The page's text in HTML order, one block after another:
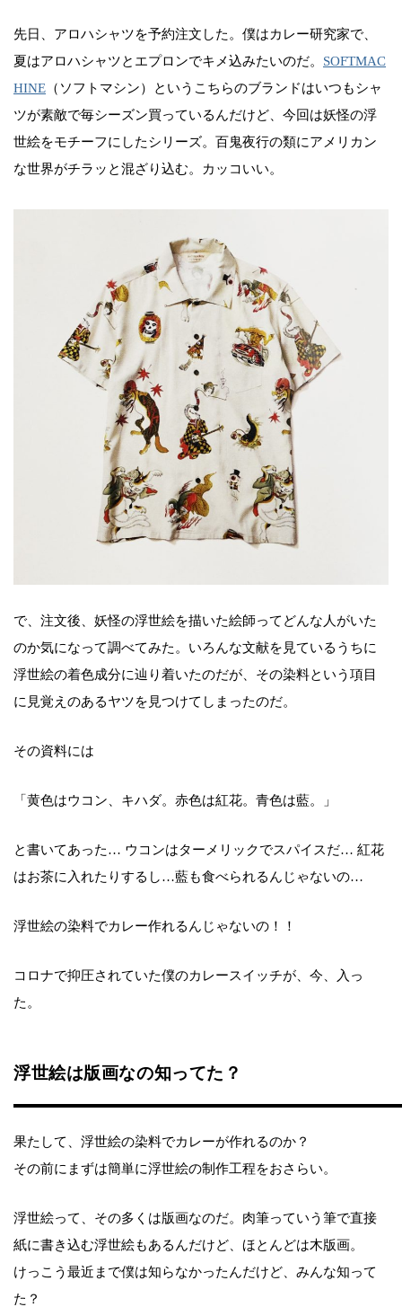
先日、アロハシャツを予約注文した。僕はカレー研究家で、
夏はアロハシャツとエプロンでキメ込みたいのだ。 SOFTMAC
HINE （ソフトマシン）というこちらのブランドはいつもシャ
ツが素敵で毎シーズン買っているんだけど、今回は妖怪の浮
世絵をモチーフにしたシリーズ。百鬼夜行の類にアメリカン
な世界がチラッと混ざり込む。カッコいい。
で、注文後、妖怪の浮世絵を描いた絵師ってどんな人がいた
のか気になって調べてみた。いろんな文献を見ているうちに
浮世絵の着色成分に辿り着いたのだが、その染料という項目
に見覚えのあるヤツを見つけてしまったのだ。
その資料には
「黄色はウコン、キハダ。赤色は紅花。青色は藍。」
と書いてあった… ウコンはターメリックでスパイスだ… 紅花
はお茶に入れたりするし…藍も食べられるんじゃないの…
浮世絵の染料でカレー作れるんじゃないの！！
コロナで抑圧されていた僕のカレースイッチが、今、入っ
た。
浮世絵は版画なの知ってた？
果たして、浮世絵の染料でカレーが作れるのか？
その前にまずは簡単に浮世絵の制作工程をおさらい。
浮世絵って、その多くは版画なのだ。肉筆っていう筆で直接
紙に書き込む浮世絵もあるんだけど、ほとんどは木版画。
けっこう最近まで僕は知らなかったんだけど、みんな知って
た？